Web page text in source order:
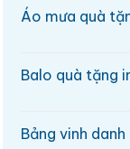
Áo mưa quà
Balo quà tặng
Bảng vinh